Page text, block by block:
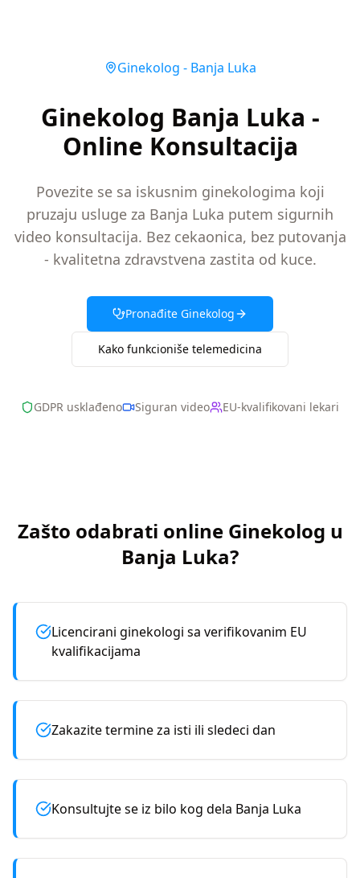
Ginekolog - Banja Luka
Ginekolog Banja Luka -
Online Konsultacija
Povezite se sa iskusnim ginekologima koji
pruzaju usluge za Banja Luka putem sigurnih
video konsultacija. Bez cekaonica, bez putovanja
- kvalitetna zdravstvena zastita od kuce.
Pronađite Ginekolog
Kako funkcioniše telemedicina
GDPR usklađeno Siguran video EU-kvalifikovani lekari
Zašto odabrati online Ginekolog u
Banja Luka?
Licencirani ginekologi sa verifikovanim EU
kvalifikacijama
Zakazite termine za isti ili sledeci dan
Konsultujte se iz bilo kog dela Banja Luka